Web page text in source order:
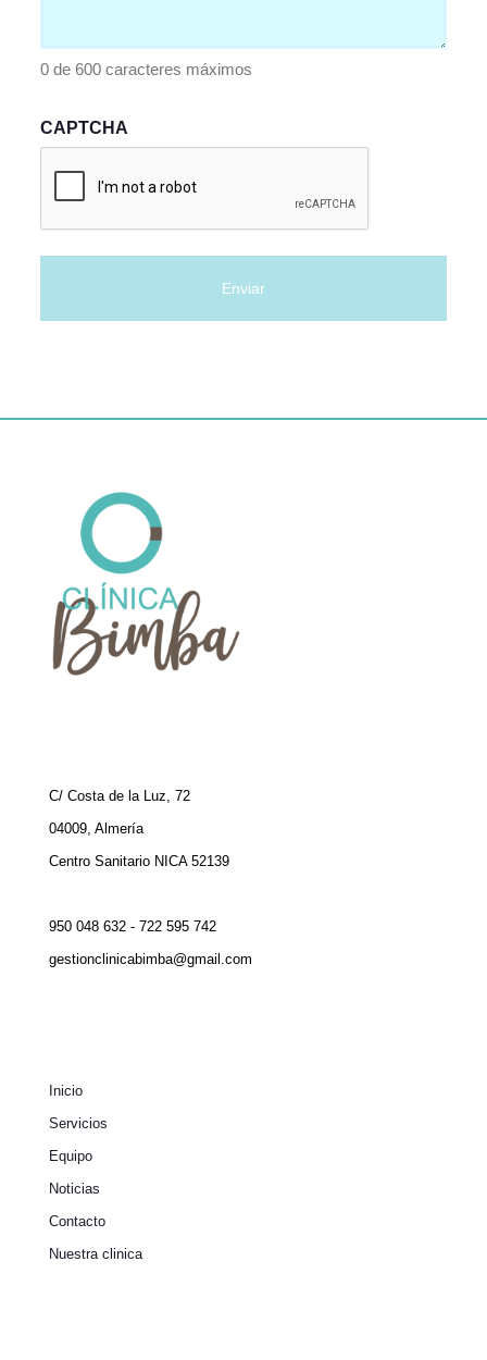
0 de 600 caracteres máximos
CAPTCHA
C/ Costa de la Luz, 72
04009, Almería
Centro Sanitario NICA 52139
950 048 632 - 722 595 742
gestionclinicabimba@gmail.com
Inicio
Servicios
Equipo
Noticias
Contacto
Nuestra clinica